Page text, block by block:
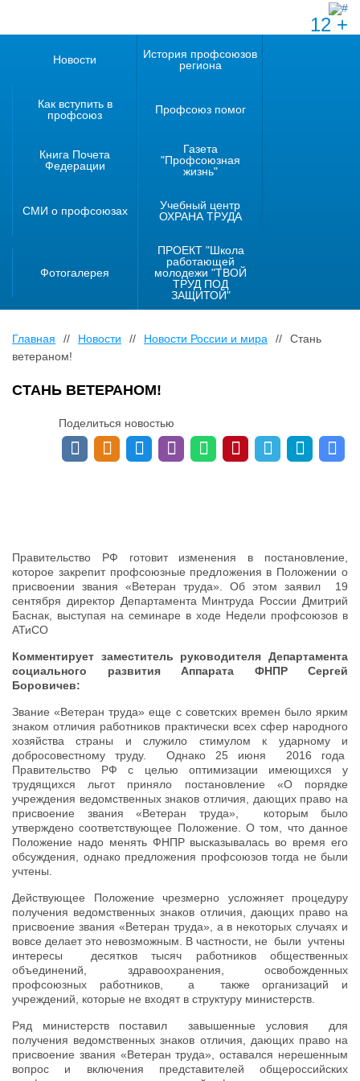
12 +
Новости
История профсоюзов
региона
Как вступить в
профсоюз
Профсоюз помог
Книга Почета
Федерации
Газета
"Профсоюзная
жизнь"
СМИ о профсоюзах
Учебный центр
ОХРАНА ТРУДА
Фотогалерея
ПРОЕКТ "Школа
работающей
молодежи "ТВОЙ
ТРУД ПОД
ЗАЩИТОЙ"
Главная // Новости // Новости России и мира //
Стань
ветераном!
СТАНЬ ВЕТЕРАНОМ!
Поделиться новостью
Правительство РФ готовит изменения в постановление,
которое закрепит профсоюзные предложения в Положении о
присвоении звания «Ветеран труда». Об этом заявил 19
сентября директор Департамента Минтруда России Дмитрий
Баснак, выступая на семинаре в ходе Недели профсоюзов в
АТиСО
Комментирует заместитель руководителя Департамента
социального развития Аппарата ФНПР Сергей
Боровичев:
Звание «Ветеран труда» еще с советских времен было ярким
знаком отличия работников практически всех сфер народного
хозяйства страны и служило стимулом к ударному и
добросовестному труду. Однако 25 июня 2016 года
Правительство РФ с целью оптимизации имеющихся у
трудящихся льгот приняло постановление «О порядке
учреждения ведомственных знаков отличия, дающих право на
присвоение звания «Ветеран труда», которым было
утверждено соответствующее Положение. О том, что данное
Положение надо менять ФНПР высказывалась во время его
обсуждения, однако предложения профсоюзов тогда не были
учтены.
Действующее Положение чрезмерно усложняет процедуру
получения ведомственных знаков отличия, дающих право на
присвоение звания «Ветеран труда», а в некоторых случаях и
вовсе делает это невозможным. В частности, не были учтены
интересы десятков тысяч работников общественных
объединений, здравоохранения, освобожденных
профсоюзных работников, а также организаций и
учреждений, которые не входят в структуру министерств.
Ряд министерств поставил завышенные условия для
получения ведомственных знаков отличия, дающих право на
присвоение звания «Ветеран труда», оставался нерешенным
вопрос и включения представителей общероссийских